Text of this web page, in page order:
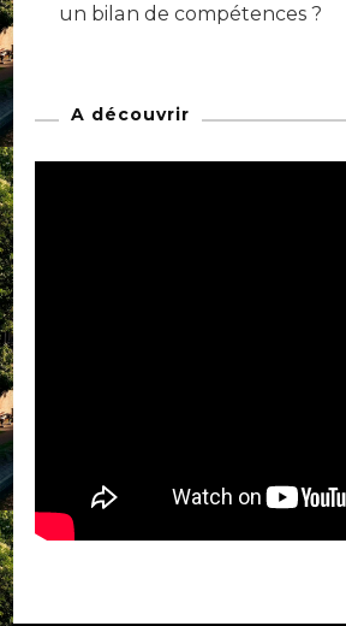
un bilan de compétences ?
A découvrir